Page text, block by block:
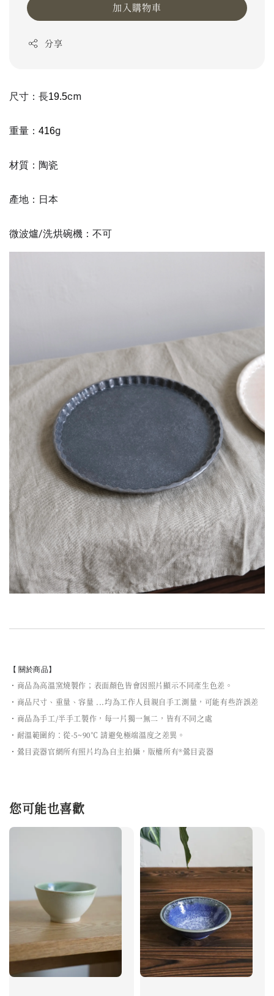
加入購物車
分享
尺寸：長19.5cm
重量：416g
材質：陶瓷
產地：日本
微波爐/洗烘碗機：不可
【 關於商品】
・商品為高溫窯燒製作；表面顏色皆會因照片顯示不同產生色差。
・商品尺寸、重量、容量 ...均為工作人員親自手工測量，可能有些許誤差
・商品為手工/半手工製作，每一片獨一無二，皆有不同之處
・耐溫範圍約：從-5~90℃ 請避免極端溫度之差異。
・鶯目瓷器官網所有照片均為自主拍攝，版權所有®鶯目瓷器
您可能也喜歡